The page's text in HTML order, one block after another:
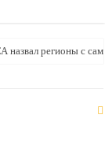
регионы с